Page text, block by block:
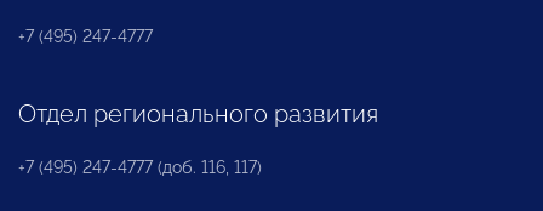
+7 (495) 247-4777
Отдел регионального развития
+7 (495) 247-4777 (доб. 116, 117)